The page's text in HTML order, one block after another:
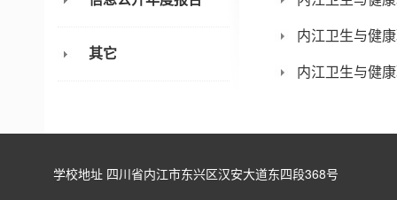
其它
内江卫生与健
内江卫生与健
学校地址 四川省内江市东兴区汉安大道东四段368号